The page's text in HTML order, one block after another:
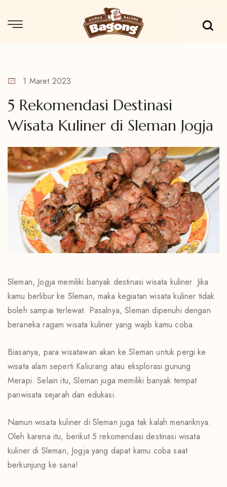
1 Maret 2023
5 Rekomendasi Destinasi
Wisata Kuliner di Sleman Jogja
Sleman, Jogja memiliki banyak destinasi wisata kuliner. Jika
kamu berlibur ke Sleman, maka kegiatan wisata kuliner tidak
boleh sampai terlewat. Pasalnya, Sleman dipenuhi dengan
beraneka ragam wisata kuliner yang wajib kamu coba.
Biasanya, para wisatawan akan ke Sleman untuk pergi ke
wisata alam seperti Kaliurang atau eksplorasi gunung
Merapi. Selain itu, Sleman juga memiliki banyak tempat
pariwisata sejarah dan edukasi.
Namun wisata kuliner di Sleman juga tak kalah menariknya.
Oleh karena itu, berikut 5 rekomendasi destinasi wisata
kuliner di Sleman, Jogja yang dapat kamu coba saat
berkunjung ke sana!